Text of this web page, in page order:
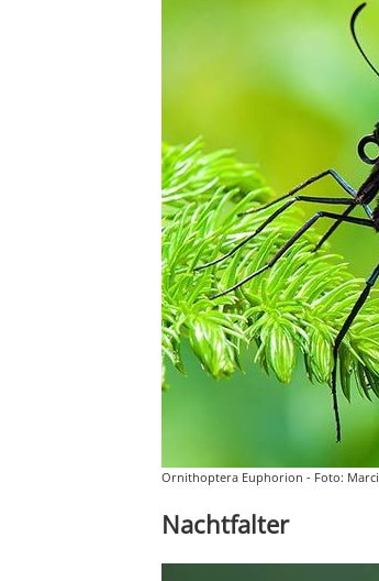
Ornithoptera Euphorion - Foto:
Nachtfalter